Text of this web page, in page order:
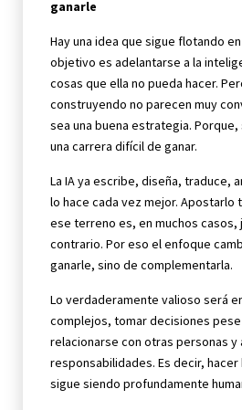
ganarle
Hay una idea que sigue flotando
objetivo es adelantarse a la
cosas que ella no pueda hacer.
construyendo no parecen muy
sea una buena estrategia.
una carrera difícil de ganar.
La IA ya escribe, diseña, traduce,
lo hace cada vez mejor. Apostarlo
ese terreno es, en muchos casos,
contrario. Por eso el enfoque
ganarle, sino de complementarla.
Lo verdaderamente valioso será
complejos, tomar decisiones
relacionarse con otras personas y
responsabilidades. Es decir,
sigue siendo profundamente